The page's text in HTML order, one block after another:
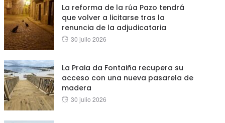
La reforma de la rúa Pazo tendrá
que volver a licitarse tras la
renuncia de la adjudicataria
Posted
30 julio 2026
La Praia da Fontaiña recupera su
acceso con una nueva pasarela de
madera
Posted
30 julio 2026